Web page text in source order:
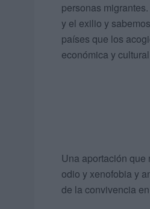
personas
y el exilio y
países que los
económica y
Una aportación
odio y xenofobia y
de la convivencia